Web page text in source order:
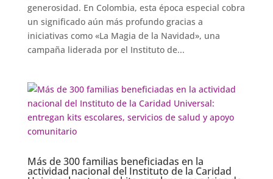
generosidad. En Colombia, esta época especial cobra
un significado aún más profundo gracias a
iniciativas como «La Magia de la Navidad», una
campaña liderada por el Instituto de...
Más de 300 familias beneficiadas en la
actividad nacional del Instituto de la Caridad